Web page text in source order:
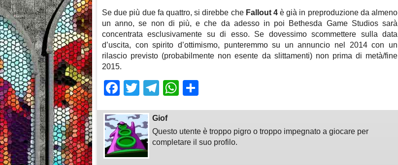
Se due più due fa quattro, si direbbe cheFallout 4è già in preproduzione da almeno
un anno, se non di più, e che da adesso in poi Bethesda Game Studios sarà
concentrata esclusivamente su di esso. Se dovessimo scommettere sulla data
d’uscita, con spirito d’ottimismo, punteremmo su un annuncio nel 2014 con un
rilascio previsto (probabilmente non esente da slittamenti) non prima di metà/fine
2015.
Facebook
TwitterTelegram
WhatsApp
Giof
Questo utente è troppo pigro o troppo impegnato a giocare per
completare il suo profilo.